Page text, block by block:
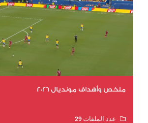
ملخص وأهداف مونديال 2026
عدد الملفات 29